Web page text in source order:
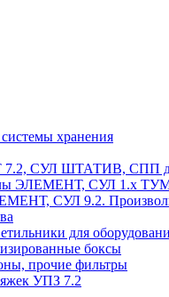
хранения
СУЛ ШТАТИВ, СПП
ЭЛЕМЕНТ, СУЛ 1.х
СУЛ 9.2.
для
боксы
прочие фильтры
УПЗ 7.2